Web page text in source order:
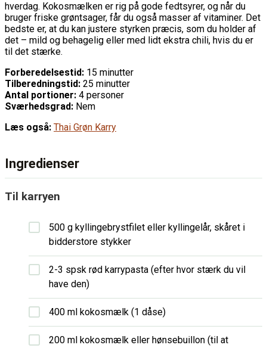
hverdag. Kokosmælken er rig på gode fedtsyrer, og når du
bruger friske grøntsager, får du også masser af vitaminer. Det
bedste er, at du kan justere styrken præcis, som du holder af
det – mild og behagelig eller med lidt ekstra chili, hvis du er
til det stærke.
Forberedelsestid: 15 minutter
Tilberedningstid: 25 minutter
Antal portioner: 4 personer
Sværhedsgrad: Nem
Læs også: Thai Grøn Karry
Ingredienser
Til karryen
500 g kyllingebrystfilet eller kyllingelår, skåret i
bidderstore stykker
2-3 spsk rød karrypasta (efter hvor stærk du vil
have den)
400 ml kokosmælk (1 dåse)
200 ml kokosmælk eller hønsebuillon (til at